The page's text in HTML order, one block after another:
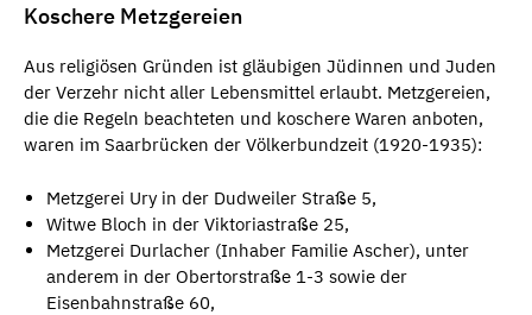
Koschere Metzgereien
Aus religiösen Gründen ist gläubigen Jüdinnen und Juden
der Verzehr nicht aller Lebensmittel erlaubt. Metzgereien,
die die Regeln beachteten und koschere Waren anboten,
waren im Saarbrücken der Völkerbundzeit (1920-1935):
Metzgerei Ury in der Dudweiler Straße 5,
Witwe Bloch in der Viktoriastraße 25,
Metzgerei Durlacher (Inhaber Familie Ascher), unter
anderem in der Obertorstraße 1-3 sowie der
Eisenbahnstraße 60,